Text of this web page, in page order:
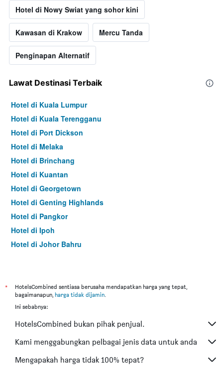
Hotel di Nowy Swiat yang sohor kini
Kawasan di Krakow Mercu Tanda
Penginapan Alternatif
Lawat Destinasi Terbaik
Hotel di Kuala Lumpur
Hotel di Kuala Terengganu
Hotel di Port Dickson
Hotel di Melaka
Hotel di Brinchang
Hotel di Kuantan
Hotel di Georgetown
Hotel di Genting Highlands
Hotel di Pangkor
Hotel di Ipoh
Hotel di Johor Bahru
Hotel di Kuching
Hotel di Tokyo
Hotel di Bangkok
Hotel di Putrajaya
Hotel di Shah Alam
*
HotelsCombined sentiasa berusaha mendapatkan harga yang tepat,
bagaimanapun, harga tidak dijamin.
Ini sebabnya:
HotelsCombined bukan pihak penjual.
Kami menggabungkan pelbagai jenis data untuk anda
Mengapakah harga tidak 100% tepat?